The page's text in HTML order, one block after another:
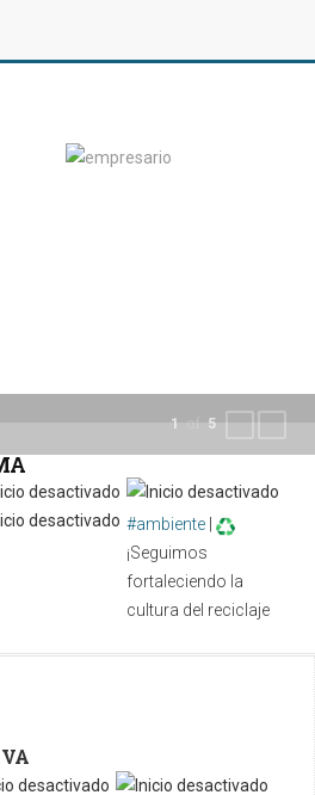
#ambiente
¡Seguimos
fortaleciendo la
cultura del reciclaje
1 of 5